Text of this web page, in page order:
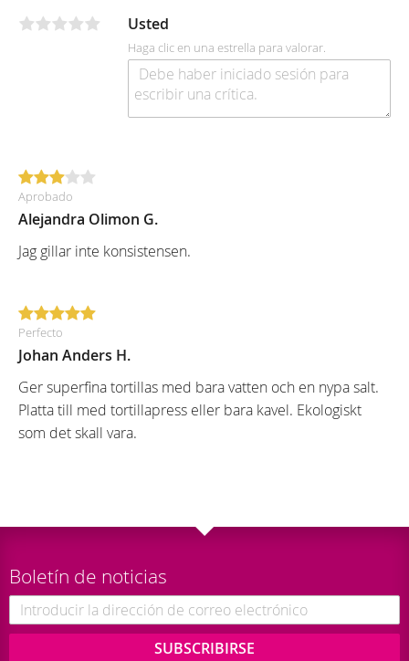
Usted
Haga clic en una estrella para valorar.
Aprobado
Alejandra Olimon G.
Jag gillar inte konsistensen.
Perfecto
Johan Anders H.
Ger superfina tortillas med bara vatten och en nypa salt.
Platta till med tortillapress eller bara kavel. Ekologiskt
som det skall vara.
Boletín de noticias
SUBSCRIBIRSE